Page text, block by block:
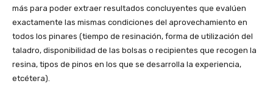
más para poder extraer resultados concluyentes que evalúen
exactamente las mismas condiciones del aprovechamiento en
todos los pinares (tiempo de resinación, forma de utilización del
taladro, disponibilidad de las bolsas o recipientes que recogen la
resina, tipos de pinos en los que se desarrolla la experiencia,
etcétera).